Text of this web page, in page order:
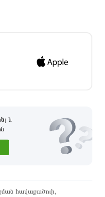
կայքում նշված
և
հավաքածուի,